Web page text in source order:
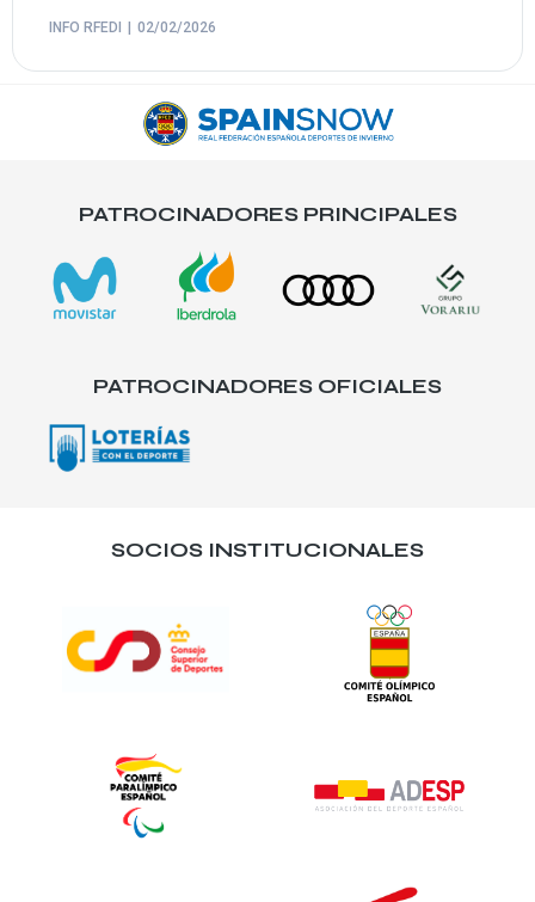
INFO RFEDI 02/02/2026
PATROCINADORES PRINCIPALES
PATROCINADORES OFICIALES
SOCIOS INSTITUCIONALES